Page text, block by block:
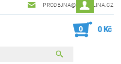
PRODEJNA@ZEVCELINA.CZ
0 0 Kč